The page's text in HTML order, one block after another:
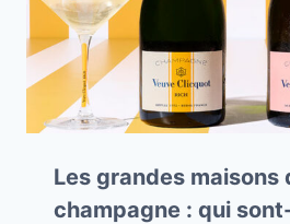
Les grandes maisons
champagne : qui